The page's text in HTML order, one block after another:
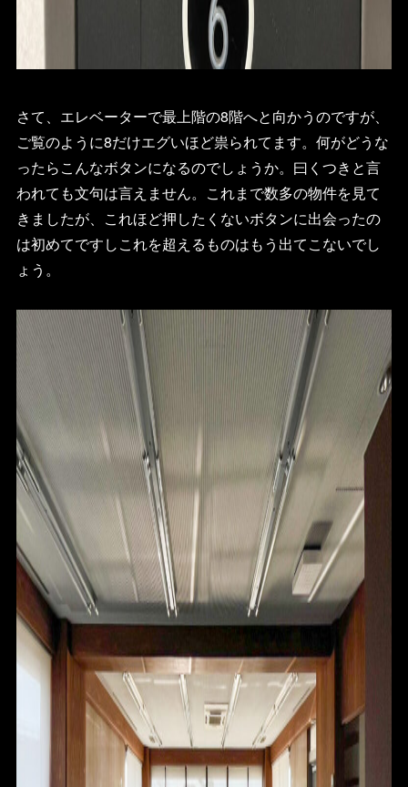
さて、エレベーターで最上階の8階へと向かうのですが、
ご覧のように8だけエグいほど祟られてます。何がどうな
ったらこんなボタンになるのでしょうか。曰くつきと言
われても文句は言えません。これまで数多の物件を見て
きましたが、これほど押したくないボタンに出会ったの
は初めてですしこれを超えるものはもう出てこないでし
ょう。